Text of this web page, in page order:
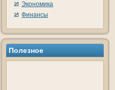
Экономика
Финансы
Полезнοе